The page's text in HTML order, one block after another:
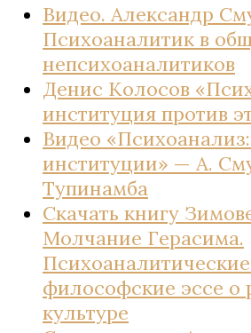
Видео. Александр
Психоаналитик в
непсихоаналитиков
Денис Колосов
институция против
Видео
институции» — А.
Тупинамба
Скачать книгу
Молчание Герасима.
философские эссе о
культуре